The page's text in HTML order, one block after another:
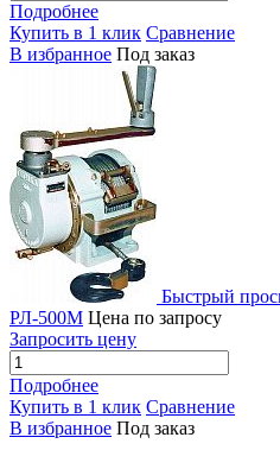
Подробнее
Купить в 1 клик Сравнение
В избранное Под заказ
Быстрый
РЛ-500М Цена по запросу
Запросить цену
Подробнее
Купить в 1 клик Сравнение
В избранное Под заказ